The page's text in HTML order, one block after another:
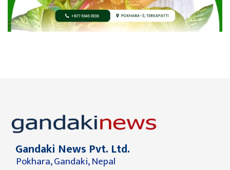
Gandaki News Pvt. Ltd.
Pokhara, Gandaki, Nepal